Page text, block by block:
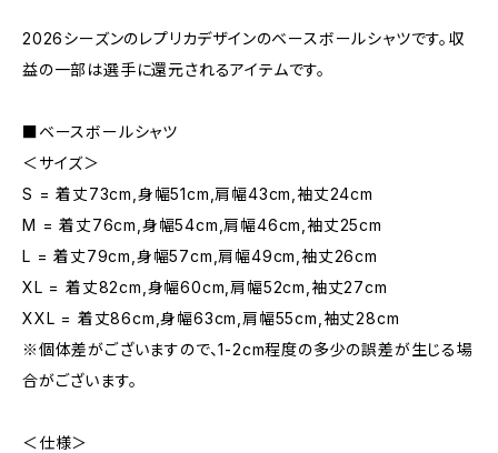
2026シーズンのレプリカデザインのベースボールシャツです。収
益の一部は選手に還元されるアイテムです。
■ベースボールシャツ
＜サイズ＞
S = 着丈73cm,身幅51cm,肩幅43cm,袖丈24cm
M = 着丈76cm,身幅54cm,肩幅46cm,袖丈25cm
L = 着丈79cm,身幅57cm,肩幅49cm,袖丈26cm
XL = 着丈82cm,身幅60cm,肩幅52cm,袖丈27cm
XXL = 着丈86cm,身幅63cm,肩幅55cm,袖丈28cm
※個体差がございますので、1-2cm程度の多少の誤差が生じる場
合がございます。
＜仕様＞